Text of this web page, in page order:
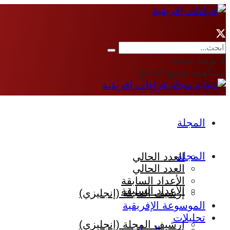
لا توجد نتيجة
مشاهدة جميع النتائج
المجلة
العدد الحالي
الأعداد السابقة
إرشيف المجلة (إنجليزي)
المجلة
العدد الحالي
الأعداد السابقة
إرشيف المجلة (إنجليزي)
الموسوعة الإفريقية
تحليلات